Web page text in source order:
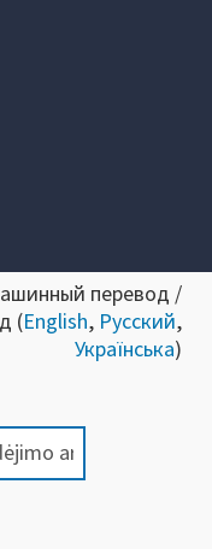
перевод /
(English, Русский,
Українська)